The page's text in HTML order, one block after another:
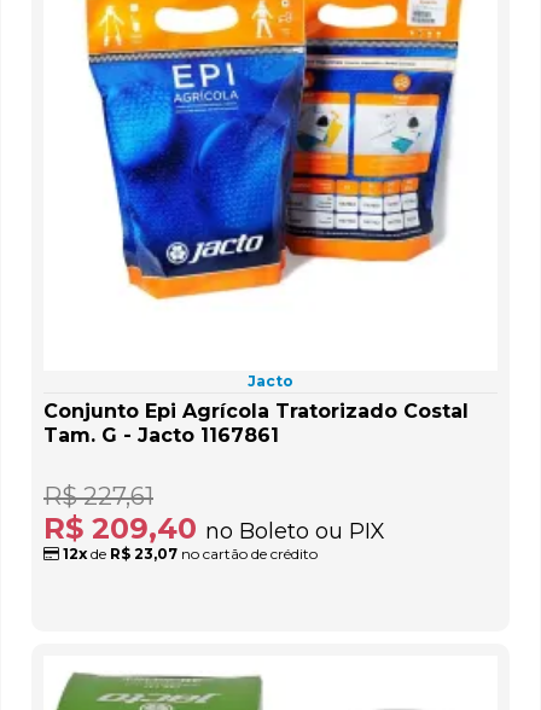
Jacto
Conjunto Epi Agrícola Tratorizado Costal
Tam. G - Jacto 1167861
R$ 209,40 no Boleto ou PIX
R$ 227,61
12x de R$ 23,07 no cartão de crédito